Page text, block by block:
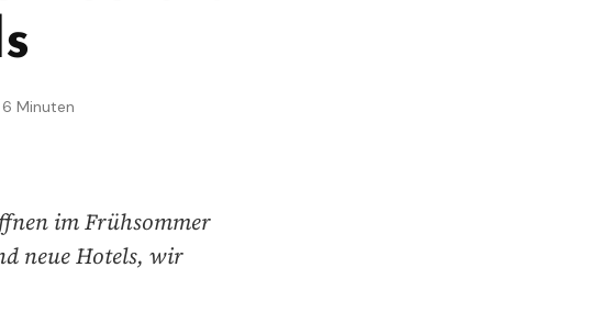
Minuten
im Frühsommer
neue Hotels, wir